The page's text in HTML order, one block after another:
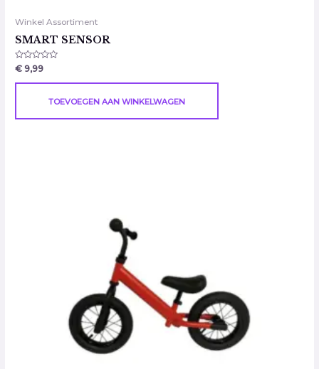
Winkel Assortiment
SMART SENSOR
Gewaardeerd
0
uit
€ 9,99
TOEVOEGEN AAN WINKELWAGEN